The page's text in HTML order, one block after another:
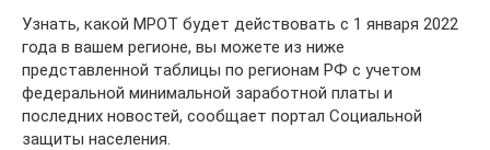
Узнать, какой МРОТ будет действовать с 1 января 2022
года в вашем регионе, вы можете из ниже
представленной таблицы по регионам РФ с учетом
федеральной минимальной заработной платы и
последних новостей, сообщает портал Социальной
защиты населения.